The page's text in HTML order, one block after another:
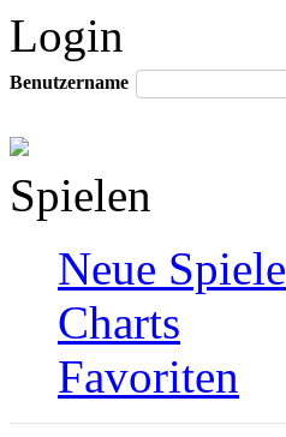
Login
Benutzername
Spielen
Neue Spiele
Charts
Favoriten